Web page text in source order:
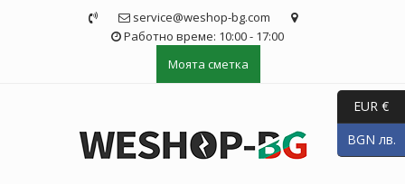
service@weshop-bg.com
Работно време: 10:00 - 17:00
Моята сметка
EUR €
BGN лв.